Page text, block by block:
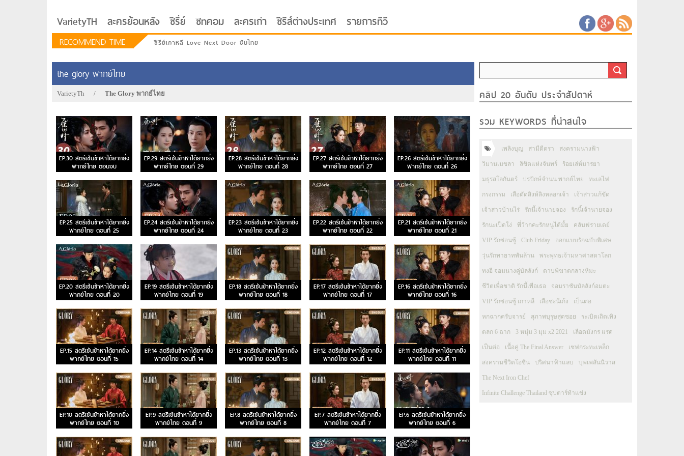
VarietyTH ละครย้อนหลัง ซีรี่ย์ ซิทคอม ละครเก่า ซีรีส์ต่างประเทศ รายการทีวี
RECOMMEND TIME ซีรีย์เกาหลี Love Next Door ซับไทย
รักอยู่ประตูถัดไป
the glory พากย์ไทย
VarietyTh / The Glory พากย์ไทย
EP.30 สตรีเช่นข้าหาได้ยากยิ่ง
พากย์ไทย ตอนจบ
EP.29 สตรีเช่นข้าหาได้ยากยิ่ง
พากย์ไทย ตอนที่ 29
EP.28 สตรีเช่นข้าหาได้ยากยิ่ง
พากย์ไทย ตอนที่ 28
EP.27 สตรีเช่นข้าหาได้ยากยิ่ง
พากย์ไทย ตอนที่ 27
EP.26 สตรีเช่นข้าหาได้ยากยิ่ง
พากย์ไทย ตอนที่ 26
EP.25 สตรีเช่นข้าหาได้ยากยิ่ง
พากย์ไทย ตอนที่ 25
EP.24 สตรีเช่นข้าหาได้ยากยิ่ง
พากย์ไทย ตอนที่ 24
EP.23 สตรีเช่นข้าหาได้ยากยิ่ง
พากย์ไทย ตอนที่ 23
EP.22 สตรีเช่นข้าหาได้ยากยิ่ง
พากย์ไทย ตอนที่ 22
EP.21 สตรีเช่นข้าหาได้ยากยิ่ง
พากย์ไทย ตอนที่ 21
EP.20 สตรีเช่นข้าหาได้ยากยิ่ง
พากย์ไทย ตอนที่ 20
EP.19 สตรีเช่นข้าหาได้ยากยิ่ง
พากย์ไทย ตอนที่ 19
EP.18 สตรีเช่นข้าหาได้ยากยิ่ง
พากย์ไทย ตอนที่ 18
EP.17 สตรีเช่นข้าหาได้ยากยิ่ง
พากย์ไทย ตอนที่ 17
EP.16 สตรีเช่นข้าหาได้ยากยิ่ง
พากย์ไทย ตอนที่ 16
EP.15 สตรีเช่นข้าหาได้ยากยิ่ง
พากย์ไทย ตอนที่ 15
EP.14 สตรีเช่นข้าหาได้ยากยิ่ง
พากย์ไทย ตอนที่ 14
EP.13 สตรีเช่นข้าหาได้ยากยิ่ง
พากย์ไทย ตอนที่ 13
EP.12 สตรีเช่นข้าหาได้ยากยิ่ง
พากย์ไทย ตอนที่ 12
EP.11 สตรีเช่นข้าหาได้ยากยิ่ง
พากย์ไทย ตอนที่ 11
EP.10 สตรีเช่นข้าหาได้ยากยิ่ง
พากย์ไทย ตอนที่ 10
EP.9 สตรีเช่นข้าหาได้ยากยิ่ง
พากย์ไทย ตอนที่ 9
EP.8 สตรีเช่นข้าหาได้ยากยิ่ง
พากย์ไทย ตอนที่ 8
EP.7 สตรีเช่นข้าหาได้ยากยิ่ง
พากย์ไทย ตอนที่ 7
EP.6 สตรีเช่นข้าหาได้ยากยิ่ง
พากย์ไทย ตอนที่ 6
คลิป 20 อันดับ ประจำสัปดาห์
รวม KEYWORDS ที่น่าสนใจ
เพลิงบุญ สามีตีตรา สงครามนางฟ้า
วิมานเมขลา ลิขิตแห่งจันทร์ ร้อยเล่ห์มารยา
มธุรสโลกันตร์ ปรปักษ์จำนน พากย์ไทย ทะเลไฟ
กรงกรรม เสือตัดสิงห์ลิงหลอกเจ้า เจ้าสาวแก้ขัด
เจ้าสาวบ้านไร่ รักนี้เจ้านายจอง รักนี้เจ้านายจอง
รักนะเป็ดโง่ พี่ว้ากคะรักหนูได้มั้ย คลับฟรายเดย์
VIP รักซ่อนชู้ Club Friday ออกแบบรักฉบับพิเศษ
วุ่นรักทายาทพันล้าน พระพุทธเจ้ามหาศาสดาโลก
ทงอี จอมนางคู่บัลลังก์ ดาบพิฆาตกลางหิมะ
ชีวิตเพื่อชาติ รักนี้เพื่อเธอ จอมราชันบัลลังก์อมตะ
VIP รักซ่อนชู้ เกาหลี เสือชะนีเก้ง เป็นต่อ
หกฉากครับจารย์ สุภาพบุรุษสุดซอย ระเบิดเถิดเทิง
ตลก 6 ฉาก 3 หนุ่ม 3 มุม x2 2021 เลือดมังกร แรด
เป็นต่อ เนื้อคู่ The Final Answer เชฟกระทะเหล็ก
สงครามชีวิตโอชิน ปริศนาฟ้าแลบ บุพเพสันนิวาส
The Next Iron Chef
Infinite Challenge Thailand ซุปตาร์ท้าแข่ง